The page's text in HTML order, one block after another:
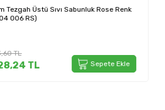
Tezgah Üstü Katı Sabunluk Krom
008 CR)
TL
TL Sepete Ekle